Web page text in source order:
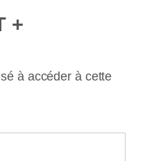
+
à accéder à cette